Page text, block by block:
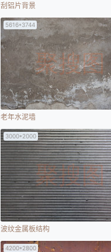
刮铝片背景
老年水泥墙
5616*3744
波纹金属板结构
3000*2000
4200*2800